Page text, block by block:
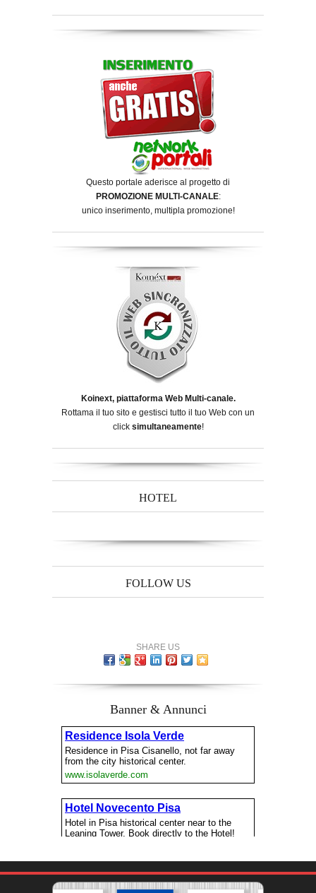
Questo portale aderisce al progetto di
PROMOZIONE MULTI-CANALE:
unico inserimento, multipla promozione!
Koinext, piattaforma Web Multi-canale.
Rottama il tuo sito e gestisci tutto il tuo Web con un
click simultaneamente!
HOTEL
FOLLOW US
SHARE US
Banner & Annunci